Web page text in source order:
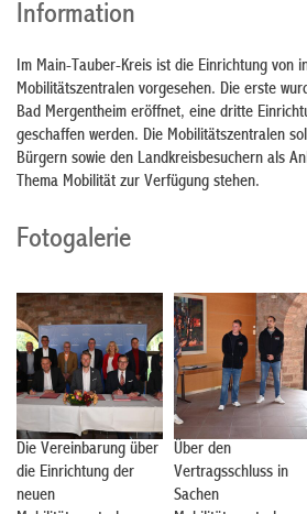
Information
Im Main-Tauber-Kreis ist die Einrichtung von
Mobilitätszentralen vorgesehen. Die erste
Bad Mergentheim eröffnet, eine dritte
geschaffen werden. Die Mobilitätszentralen
Bürgern sowie den Landkreisbesuchern als
Thema Mobilität zur Verfügung stehen.
Fotogalerie
Die Vereinbarung über
die Einrichtung der
neuen
Über den
Vertragsschluss in
Sachen